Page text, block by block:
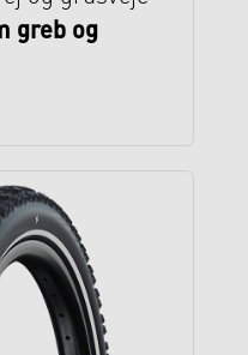
greb og